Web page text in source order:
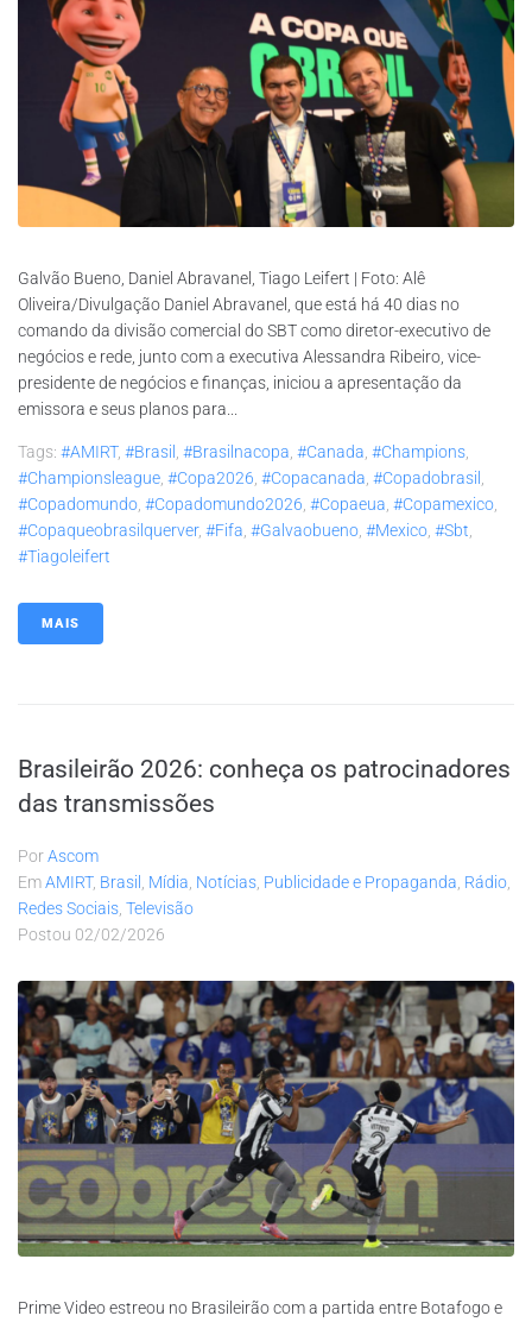
Galvão Bueno, Daniel Abravanel, Tiago Leifert | Foto: Alê
Oliveira/Divulgação Daniel Abravanel, que está há 40 dias no
comando da divisão comercial do SBT como diretor-executivo de
negócios e rede, junto com a executiva Alessandra Ribeiro, vice-
presidente de negócios e finanças, iniciou a apresentação da
emissora e seus planos para...
Tags: #AMIRT, #brasil #brasilnacopa #canada #champions
#championsleague #copa2026 #copacanada #copadobrasil
#copadomundo #copadomundo2026 #copaeua #copamexico
#copaqueobrasilquerver, #fifa #galvaobueno #mexico #sbt
#tiagoleifert
MAIS
Brasileirão 2026: conheça os patrocinadores
das transmissões
PorAscom
EmAMIRT, Brasil Mídia Notícias Publicidade e Propaganda Rádio
Redes Sociais Televisão
Postou 02/02/2026
Prime Video estreou no Brasileirão com a partida entre Botafogo e